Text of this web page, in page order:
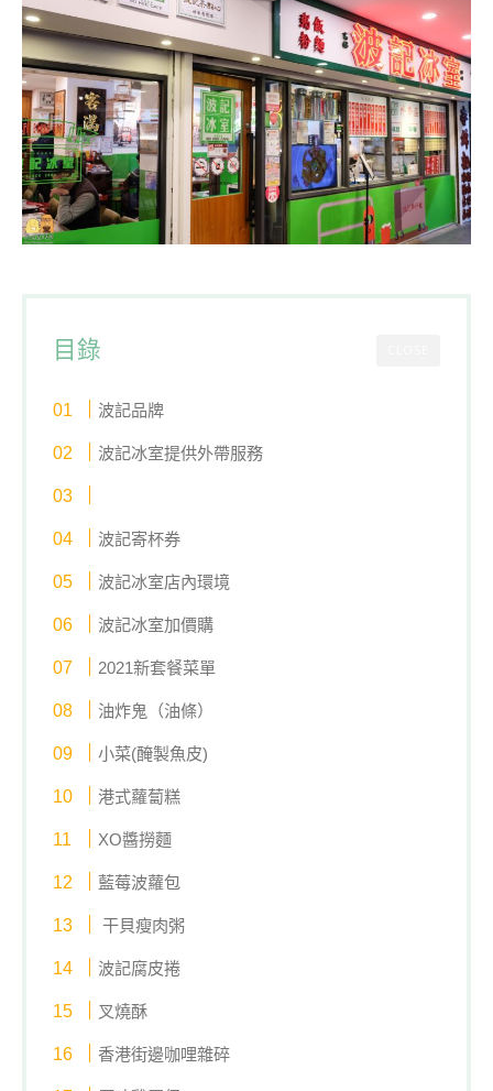
目錄
波記品牌
波記冰室提供外帶服務
波記寄杯券
波記冰室店內環境
波記冰室加價購
2021新套餐菜單
油炸鬼（油條）
小菜(醃製魚皮)
港式蘿蔔糕
XO醬撈麵
藍莓波蘿包
干貝瘦肉粥
波記腐皮捲
叉燒酥
香港街邊咖哩雜碎